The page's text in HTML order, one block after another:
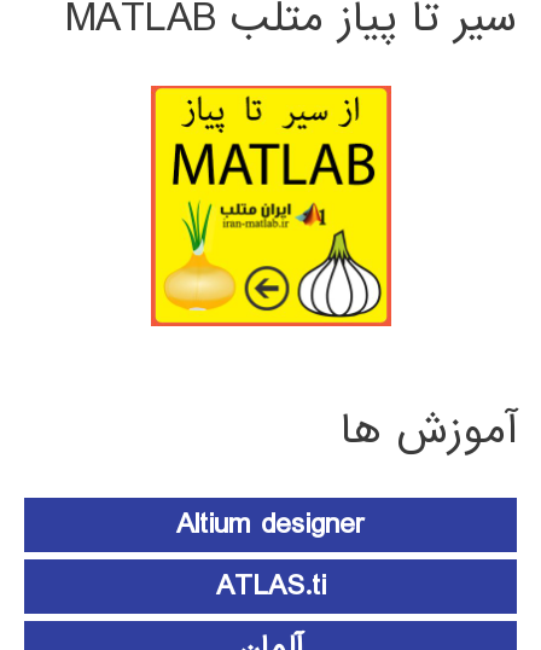
سیر تا پیاز متلب MATLAB
آموزش ها
Altium designer
ATLAS.ti